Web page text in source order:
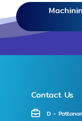
Contact Us
D -